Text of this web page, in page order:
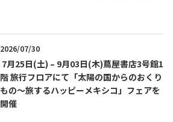
2026/07/30
7月25日(土) – 9月03日(木)蔦屋書店3号館1
階 旅行フロアにて「太陽の国からのおくり
もの～旅するハッピーメキシコ」フェアを
開催